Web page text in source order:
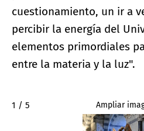
cuestionamiento, un ir a
percibir la energía del
elementos primordiales
entre la materia y la luz".
2 / 5 Ampliar